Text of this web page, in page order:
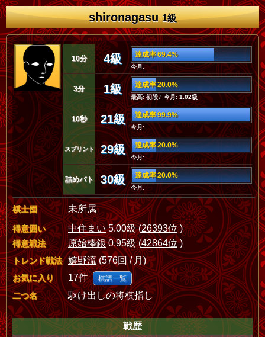
shironagasu1級
10分 4級 達成率 69.4%
今月:
3分 1級 達成率 20.0%
最高: 初段 / 今月:1.02級
10秒 21級 達成率 99.9%
今月:
スプリント 29級 達成率 20.0%
今月:
詰めバト 30級 達成率 20.0%
今月:
棋士団 未所属
得意囲い 中住まい5.00級 (26393位)
得意戦法 原始棒銀0.95級 (42864位)
トレンド戦法 嬉野流(576回 / 月)
お気に入り 17件 棋譜一覧
二つ名 駆け出しの将棋指し
戦歴